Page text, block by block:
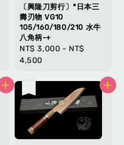
〔興隆刀剪行〕*日本三
壽刃物 VG10
105/160/180/210 水牛
八角柄-+
Regular
price
NT$ 3,000 - NT$
4,500